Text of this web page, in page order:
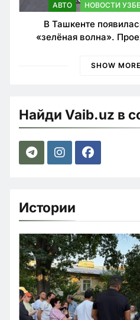
АВТО НОВОСТИ
В Ташкенте
«зелёная волна».
SHOW MORE
Найди Vaib.uz в
Истории